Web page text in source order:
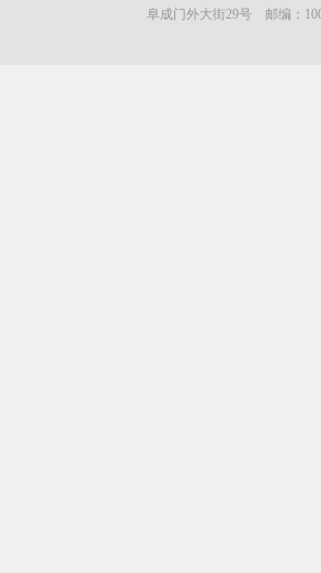
阜成门外大街29号 邮编：